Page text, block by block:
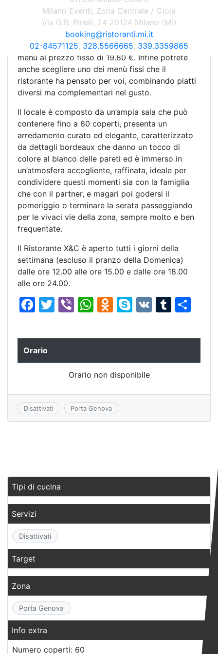
Potrete scegliere se ordinare direttamente dal
menù alla carta, oppure, ma solo con la
prenotazione, optare per la formula all you can
eat, grazie a cui potrete gustare tutti i piatti del
menù al prezzo fisso di 19.80 €. Infine potrete
anche scegliere uno dei menù fissi che il
ristorante ha pensato per voi, combinando piatti
diversi ma complementari nel gusto.
Il locale è composto da un’ampia sala che può
contenere fino a 60 coperti, presenta un
arredamento curato ed elegante, caratterizzato
da dettagli bordeaux che danno un tocco di
colore al bianco delle pareti ed è immerso in
un’atmosfera accogliente, raffinata, ideale per
condividere questi momenti sia con la famiglia
che con il partner, e magari poi godersi il
pomeriggio o terminare la serata passeggiando
per le vivaci vie della zona, sempre molto e ben
frequentate.
Il Ristorante X&C è aperto tutti i giorni della
settimana (escluso il pranzo della Domenica)
dalle ore 12.00 alle ore 15.00 e dalle ore 18.00
alle ore 24.00.
F
c
e
b
o
k
T
itt
Vi
er
W
at
A
p
p
O
n
kl
a
s
s
S
y
e
V
T
m
r
n
vi
Orario
Orario non disponibile
Disattivati Porta Genova
Tipi di cucina
Servizi
Disattivati
Target
Zona
Porta Genova
Info extra
Numero coperti: 60
Milano Eventi, Zona Centrale / Gioia
Via G.B. Pirelli, 24 20124 Milano (Mi)
booking@ristoranti.mi.it
02-84571125, 328.5566665, 339.3359865